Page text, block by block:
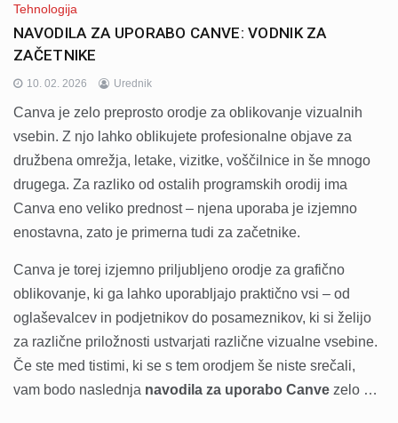
Tehnologija
NAVODILA ZA UPORABO CANVE: VODNIK ZA
ZAČETNIKE
10. 02. 2026 Urednik
Canva je zelo preprosto orodje za oblikovanje vizualnih
vsebin. Z njo lahko oblikujete profesionalne objave za
družbena omrežja, letake, vizitke, voščilnice in še mnogo
drugega. Za razliko od ostalih programskih orodij ima
Canva eno veliko prednost – njena uporaba je izjemno
enostavna, zato je primerna tudi za začetnike.
Canva je torej izjemno priljubljeno orodje za grafično
oblikovanje, ki ga lahko uporabljajo praktično vsi – od
oglaševalcev in podjetnikov do posameznikov, ki si želijo
za različne priložnosti ustvarjati različne vizualne vsebine.
Če ste med tistimi, ki se s tem orodjem še niste srečali,
vam bodo naslednja navodila za uporabo Canve zelo …